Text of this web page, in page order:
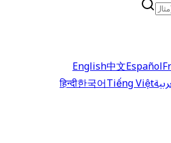
English中文Español
हिन्दी한국어Tiếng Việt